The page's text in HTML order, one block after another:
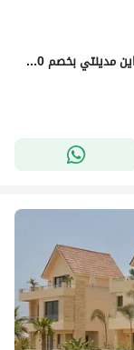
فرصه للسكن او الاستثمار بأعلى عائد بجوار ابراج سباين مدينتي بخصم 50% امتلك الان فيلا استاندالون بتر فلاى مستقبل سيتي بالقرب سراي جرين سكوير صبور